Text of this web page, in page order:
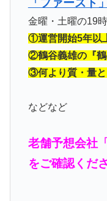
「ファースト」
金曜・土曜の19
①運営開始5年以
②鶴谷義雄の『鶴
③何より質・量と
などなど
老舗予想会社
をご確認くだ